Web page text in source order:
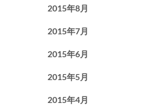
2015年8月
2015年7月
2015年6月
2015年5月
2015年4月